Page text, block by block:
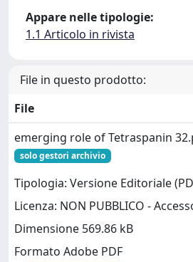
Appare nelle tipologie:
1.1 Articolo in rivista
File in questo prodotto:
File
emerging role of Tetraspanin
solo gestori archivio
Tipologia: Versione Editoriale
Licenza: NON PUBBLICO -
Dimensione 569.86 kB
Formato Adobe PDF